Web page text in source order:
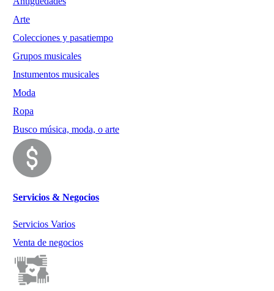
Arte
Colecciones y pasatiempo
Grupos musicales
Instumentos musicales
Moda
Ropa
Busco música, moda, o arte
Servicios & Negocios
Servicios Varios
Venta de negocios